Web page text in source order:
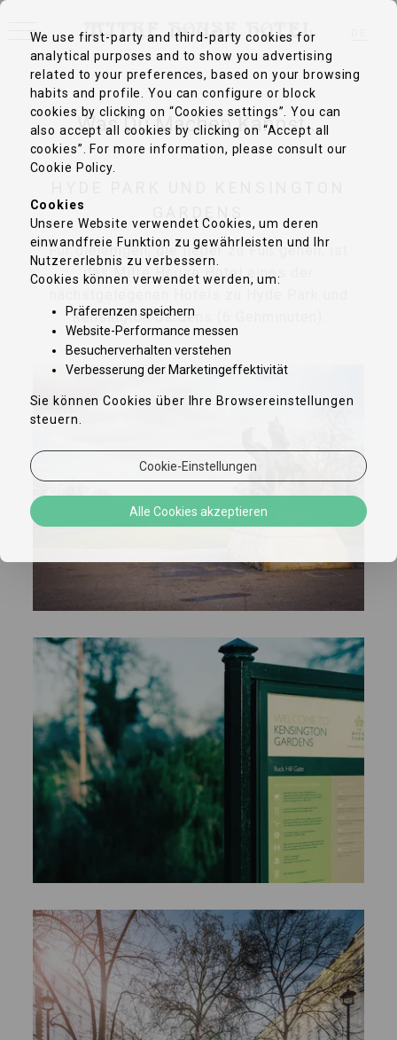
FR
IT
Was Du Machen Kannst...
Für diejenigen, die lieber zu Fuß gehen, ist
das Mitre House Hotel eines der
Kensington Gardens (6 Gehminuten).
We use first-party and third-party cookies for
analytical purposes and to show you advertising
related to your preferences, based on your browsing
habits and profile. You can configure or block
cookies by clicking on “Cookies settings”. You can
also accept all cookies by clicking on “Accept all
cookies”. For more information, please consult our
Cookie Policy.
Cookies
Unsere Website verwendet Cookies, um deren
einwandfreie Funktion zu gewährleisten und Ihr
Nutzererlebnis zu verbessern.
Cookies können verwendet werden, um:
Präferenzen speichern
Website-Performance messen
Besucherverhalten verstehen
Verbesserung der Marketingeffektivität
Sie können Cookies über Ihre Browsereinstellungen
steuern.
Cookie-Einstellungen
Alle Cookies akzeptieren